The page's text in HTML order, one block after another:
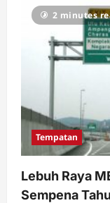
Hour
2017
Bakal
Pada
31
2017
2 minutes
Tempatan
Lebuh Raya
Sempena